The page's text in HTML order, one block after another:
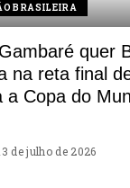
BRASILEIRA
quer
na reta final
a Copa do
de julho de 2026